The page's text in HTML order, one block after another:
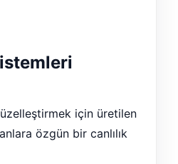
için üretilen
özgün bir canlılık